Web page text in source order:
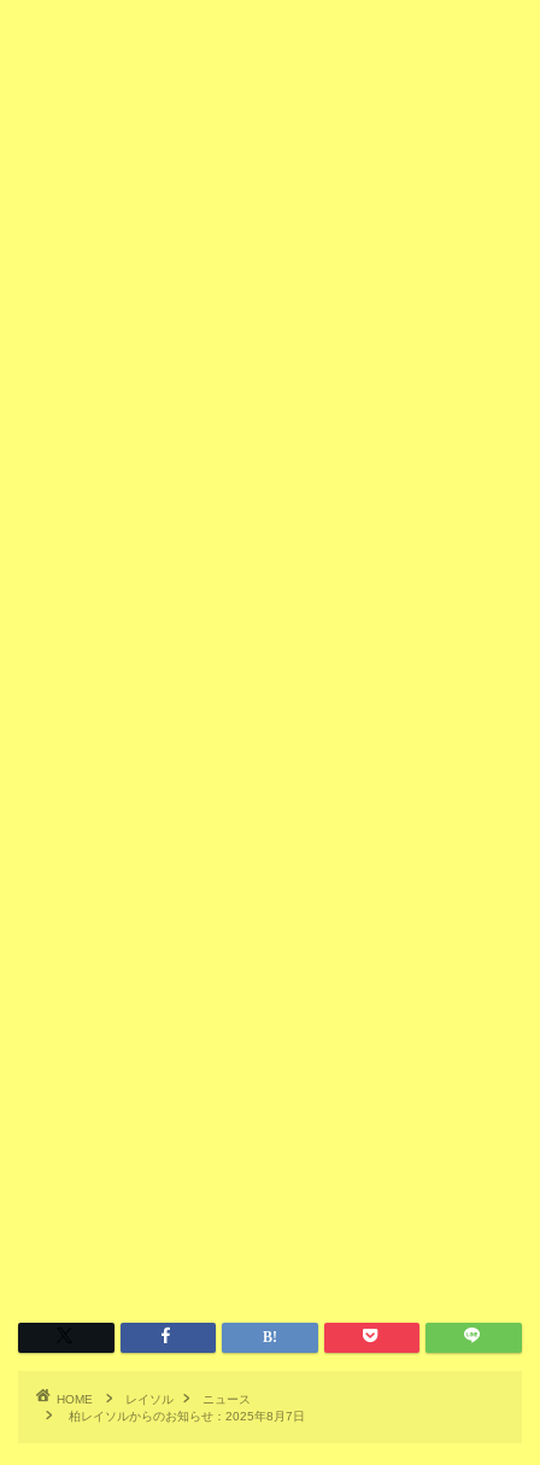
HOME レイソル
ニュース
柏レイソルからのお知らせ：2025年8月7日